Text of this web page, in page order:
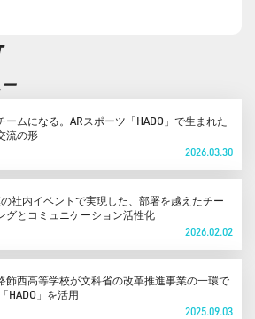
ー
ームになる。ARスポーツ「HADO」で生まれた
流の形
2026.03.30
社内イベントで実現した、部署を越えたチー
グとコミュニケーション活性化
2026.02.02
飾西高等学校が文科省の改革推進事業の一環で
HADO」を活用
2025.09.03